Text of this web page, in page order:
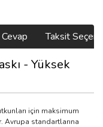
Taksit
- Yüksek
için maksimum
Avrupa standartlarına